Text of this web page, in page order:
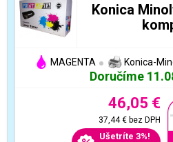
Konica
MAGENTA Konica-
Doručíme
46,05 €
37,44 €bez DPH
Ušetríte 3%!